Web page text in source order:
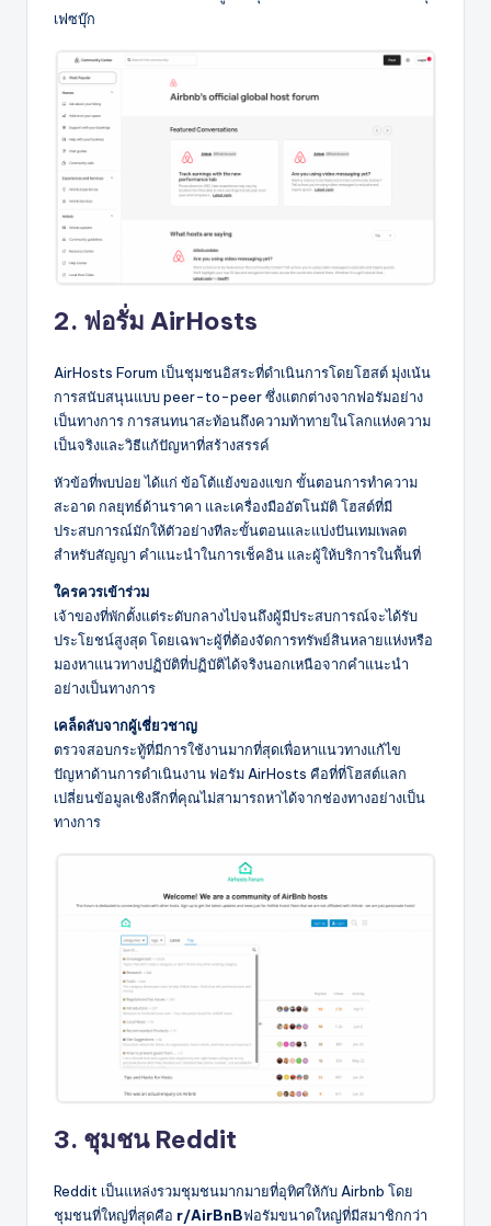
เฟซบุ๊ก
2. ฟอรั่ม AirHosts
AirHosts Forum เป็นชุมชนอิสระที่ดำเนินการโดยโฮสต์ มุ่งเน้น
การสนับสนุนแบบ peer-to-peer ซึ่งแตกต่างจากฟอรัมอย่าง
เป็นทางการ การสนทนาสะท้อนถึงความท้าทายในโลกแห่งความ
เป็นจริงและวิธีแก้ปัญหาที่สร้างสรรค์
หัวข้อที่พบบ่อย ได้แก่ ข้อโต้แย้งของแขก ขั้นตอนการทำความ
สะอาด กลยุทธ์ด้านราคา และเครื่องมืออัตโนมัติ โฮสต์ที่มี
ประสบการณ์มักให้ตัวอย่างทีละขั้นตอนและแบ่งปันเทมเพลต
สำหรับสัญญา คำแนะนำในการเช็คอิน และผู้ให้บริการในพื้นที่
ใครควรเข้าร่วม
เจ้าของที่พักตั้งแต่ระดับกลางไปจนถึงผู้มีประสบการณ์จะได้รับ
ประโยชน์สูงสุด โดยเฉพาะผู้ที่ต้องจัดการทรัพย์สินหลายแห่งหรือ
มองหาแนวทางปฏิบัติที่ปฏิบัติได้จริงนอกเหนือจากคำแนะนำ
อย่างเป็นทางการ
เคล็ดลับจากผู้เชี่ยวชาญ
ตรวจสอบกระทู้ที่มีการใช้งานมากที่สุดเพื่อหาแนวทางแก้ไข
ปัญหาด้านการดำเนินงาน ฟอรัม AirHosts คือที่ที่โฮสต์แลก
เปลี่ยนข้อมูลเชิงลึกที่คุณไม่สามารถหาได้จากช่องทางอย่างเป็น
ทางการ
3. ชุมชน Reddit
Reddit เป็นแหล่งรวมชุมชนมากมายที่อุทิศให้กับ Airbnb โดย
ชุมชนที่ใหญ่ที่สุดคือ r/AirBnBฟอรัมขนาดใหญ่ที่มีสมาชิกกว่า